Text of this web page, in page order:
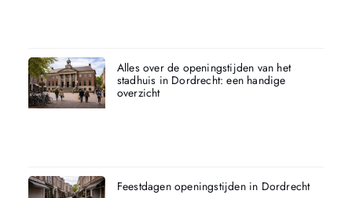
Alles over de openingstijden van het
stadhuis in Dordrecht: een handige
overzicht
Feestdagen openingstijden in Dordrecht